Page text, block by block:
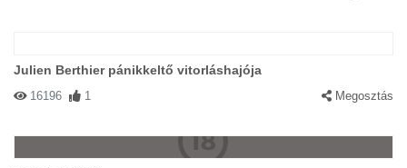
Julien Berthier pánikkeltő vitorláshajója
16196 1 Megosztás